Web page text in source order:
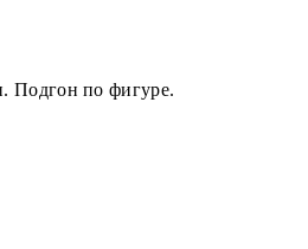
Подгон по фигуре.